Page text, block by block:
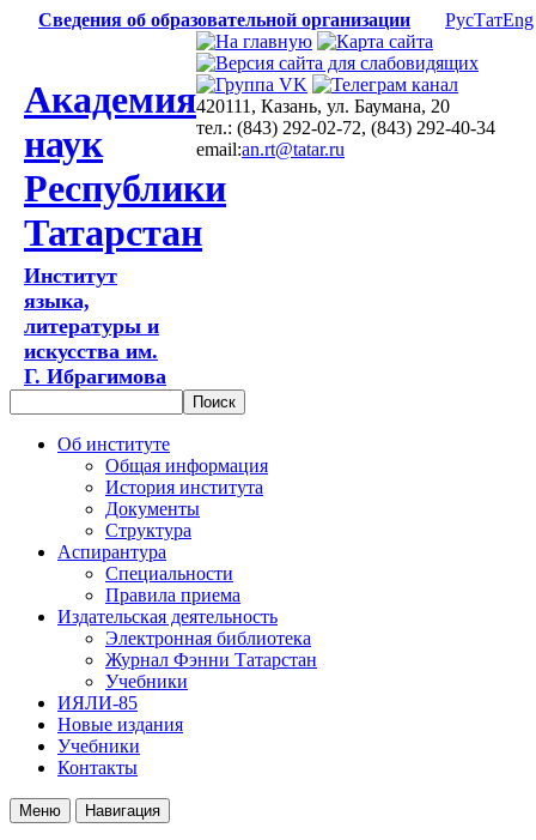
Сведения об образовательной организации РусТатEng
Академия
наук
Республики
Татарстан
Институт
языка,
литературы и
искусства им.
Г. Ибрагимова
420111, Казань, ул. Баумана, 20
тел.: (843) 292-02-72, (843) 292-40-34
email:an.rt@tatar.ru
Об институте
Общая информация
История института
Документы
Структура
Аспирантура
Специальности
Правила приема
Издательская деятельность
Электронная библиотека
Журнал Фэнни Татарстан
Учебники
ИЯЛИ-85
Новые издания
Учебники
Контакты
Меню Навигация